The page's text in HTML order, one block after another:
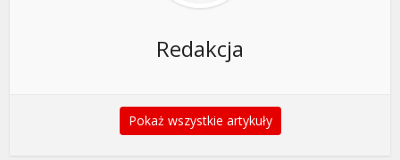
Redakcja
Pokaż wszystkie artykuły